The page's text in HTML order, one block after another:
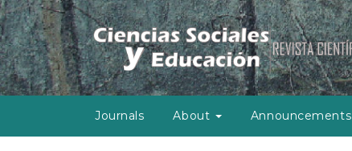
M
a
i
n
N
a
g
Journals About Announcements